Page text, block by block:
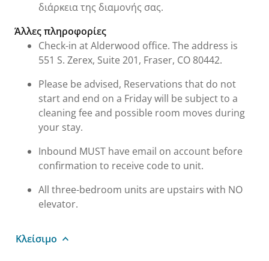
διάρκεια της διαμονής σας.
Άλλες πληροφορίες
Check-in at Alderwood office. The address is
551 S. Zerex, Suite 201, Fraser, CO 80442.
Please be advised, Reservations that do not
start and end on a Friday will be subject to a
cleaning fee and possible room moves during
your stay.
Inbound MUST have email on account before
confirmation to receive code to unit.
All three-bedroom units are upstairs with NO
elevator.
Κλείσιμο